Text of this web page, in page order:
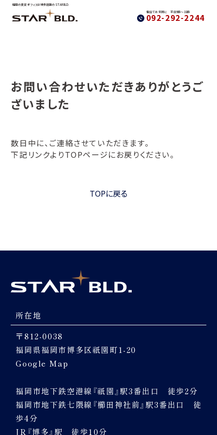
福岡の賃貸オフィスは博多祇園の STAR BLD.
電話でお気軽に 平日9時〜18時
092-292-2244
お問い合わせいただきありがとうご
ざいました
数日中に、ご連絡させていただきます。
下記リンクよりTOPページにお戻りください。
TOPに戻る
所在地
〒812-0038
福岡県福岡市博多区祇園町1-20
Google Map
福岡市地下鉄空港線『祇園』駅3番出口 徒歩2分
福岡市地下鉄七隈線『櫛田神社前』駅3番出口 徒
歩4分
JR『博多』駅 徒歩10分